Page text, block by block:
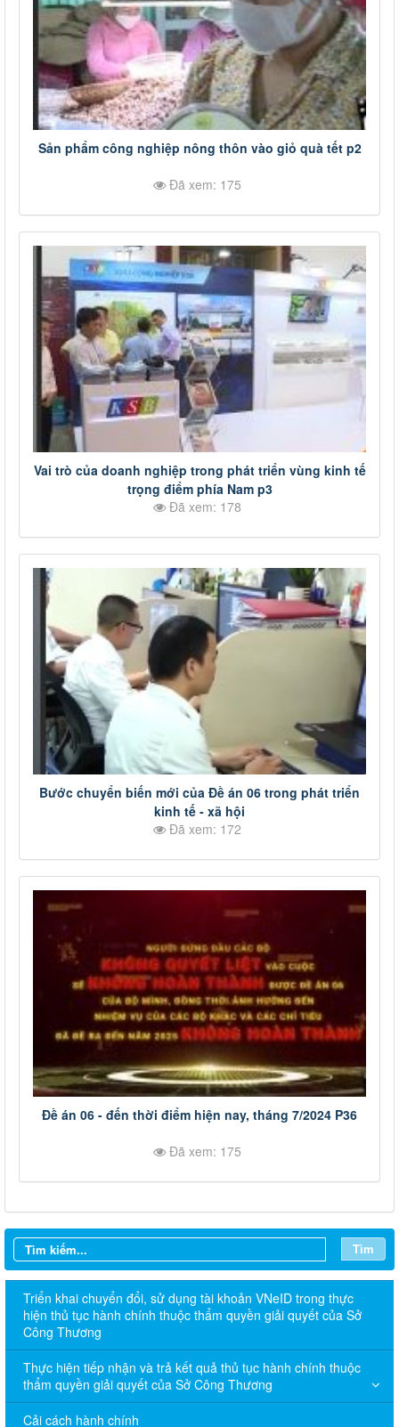
Sản phẩm công nghiệp nông thôn vào giỏ quà tết p2
Đã xem: 175
Vai trò của doanh nghiệp trong phát triển vùng kinh tế
trọng điểm phía Nam p3
Đã xem: 178
Bước chuyển biến mới của Đề án 06 trong phát triển
kinh tế - xã hội
Đã xem: 172
Đề án 06 - đến thời điểm hiện nay, tháng 7/2024 P36
Đã xem: 175
Tìm
Triển khai chuyển đổi, sử dụng tài khoản VNeID trong thực
hiện thủ tục hành chính thuộc thẩm quyền giải quyết của Sở
Công Thương
Thực hiện tiếp nhận và trả kết quả thủ tục hành chính thuộc
thẩm quyền giải quyết của Sở Công Thương
Cải cách hành chính